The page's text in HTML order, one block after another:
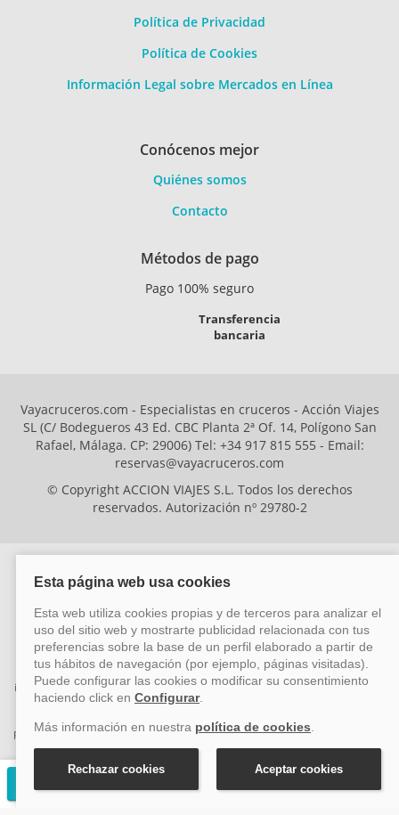
Política de Privacidad
Política de Cookies
Información Legal sobre Mercados en Línea
Conócenos mejor
Quiénes somos
Contacto
Métodos de pago
Pago 100% seguro
Transferencia
bancaria
Vayacruceros.com - Especialistas en cruceros - Acción Viajes
SL (C/ Bodegueros 43 Ed. CBC Planta 2ª Of. 14, Polígono San
Rafael, Málaga. CP: 29006) Tel: +34 917 815 555 - Email:
reservas@vayacruceros.com
© Copyright ACCION VIAJES S.L. Todos los derechos
reservados. Autorización nº 29780-2
ACCION VIAJES SL ha sido beneficiaria del Fondo Europeo de Desarrollo
Regional (FEDER), cuyo objetivo es mejorar la competitividad de las pymes
mediante el impulso de la innovación, el desarrollo tecnológico, la
investigación de calidad y el uso seguro y fiable del ciberespacio. Gracias a
esta financiación, la empresa ha puesto en marcha un Plan de Acción
promoviendo la innovación y la ciberseguridad. Para ello, ha contado con el
apoyo de los programas Pyme Innova y Pyme Cibersegura de la Cámara
de Comercio de Málaga. #EuropaSeSiente